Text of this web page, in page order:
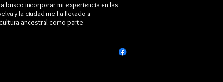
busco incorporar mi experiencia en las
y la ciudad me ha llevado a
ancestral como parte